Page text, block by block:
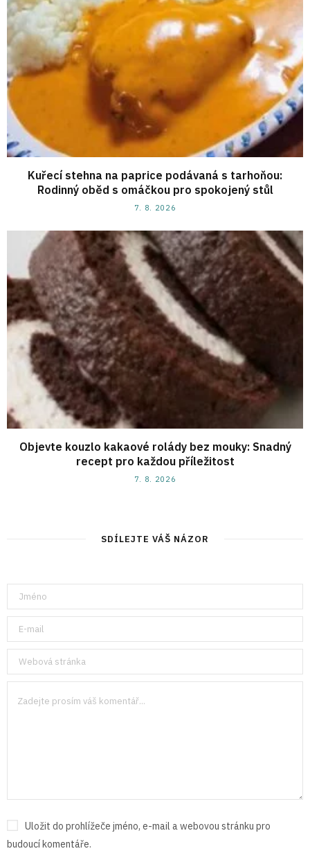
Kuřecí stehna na paprice podávaná s tarhoňou:
Rodinný oběd s omáčkou pro spokojený stůl
7. 8. 2026
Objevte kouzlo kakaové rolády bez mouky: Snadný
recept pro každou příležitost
7. 8. 2026
SDÍLEJTE VÁŠ NÁZOR
Uložit do prohlížeče jméno, e-mail a webovou stránku pro
budoucí komentáře.